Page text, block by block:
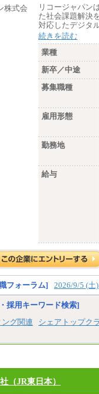
リコージャパン
た社会課題解決
対応したデジタ
続きを読む
業種
新卒／中途
募集職種
雇用形態
勤務地
給与
フォーラム] 2026/9/5 (土
採用キーワード検索]
グ関連 シェアトップク
（JR東日本）